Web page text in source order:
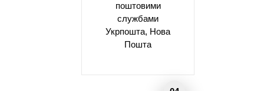
поштовими
службами
Укрпошта, Нова
Пошта